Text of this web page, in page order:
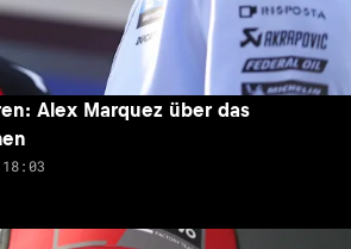
Alex Marquez über das